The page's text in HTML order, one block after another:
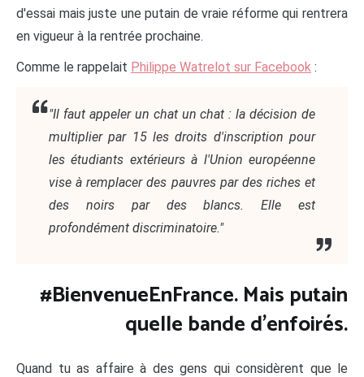
d'essai mais juste une putain de vraie réforme qui rentrera
en vigueur à la rentrée prochaine.
Comme le rappelait Philippe Watrelot sur Facebook :
"Il faut appeler un chat un chat : la décision de
multiplier par 15 les droits d'inscription pour
les étudiants extérieurs à l'Union européenne
vise à remplacer des pauvres par des riches et
des noirs par des blancs. Elle est
profondément discriminatoire."
#BienvenueEnFrance. Mais putain
quelle bande d'enfoirés.
Quand tu as affaire à des gens qui considèrent que le